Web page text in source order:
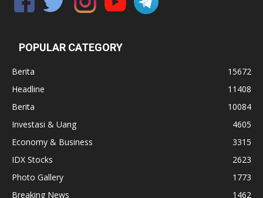
POPULAR CATEGORY
Berita
15672
Headline
11408
Berita
10084
Investasi & Uang
4605
Economy & Business
3315
IDX Stocks
2623
Photo Gallery
1773
Breaking News
1462